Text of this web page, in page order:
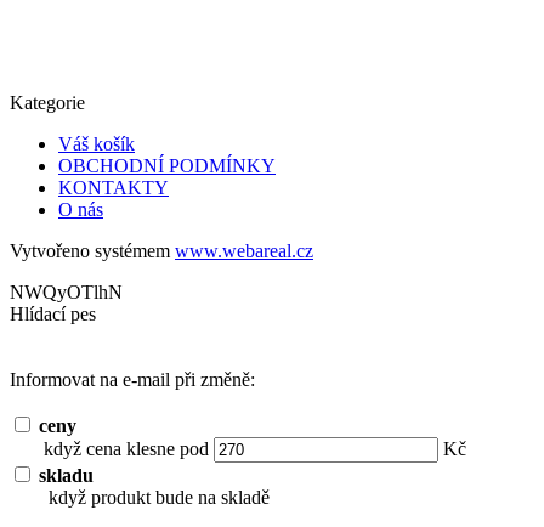
Kategorie
Váš košík
OBCHODNÍ PODMÍNKY
KONTAKTY
O nás
Vytvořeno systémem www.webareal.cz
NWQyOTlhN
Hlídací pes
Informovat na e-mail při změně:
ceny
když cena klesne pod
Kč
skladu
když produkt bude na skladě